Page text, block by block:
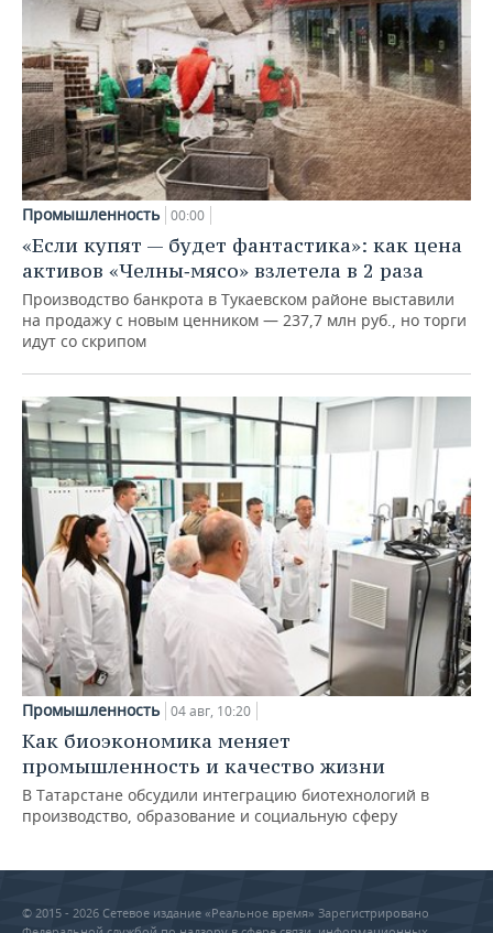
Промышленность 00:00
«Если купят — будет фантастика»: как цена
активов «Челны‑мясо» взлетела в 2 раза
Производство банкрота в Тукаевском районе выставили
на продажу с новым ценником — 237,7 млн руб., но торги
идут со скрипом
Промышленность 04 авг, 10:20
Как биоэкономика меняет
промышленность и качество жизни
В Татарстане обсудили интеграцию биотехнологий в
производство, образование и социальную сферу
© 2015 - 2026 Сетевое издание «Реальное время» Зарегистрировано